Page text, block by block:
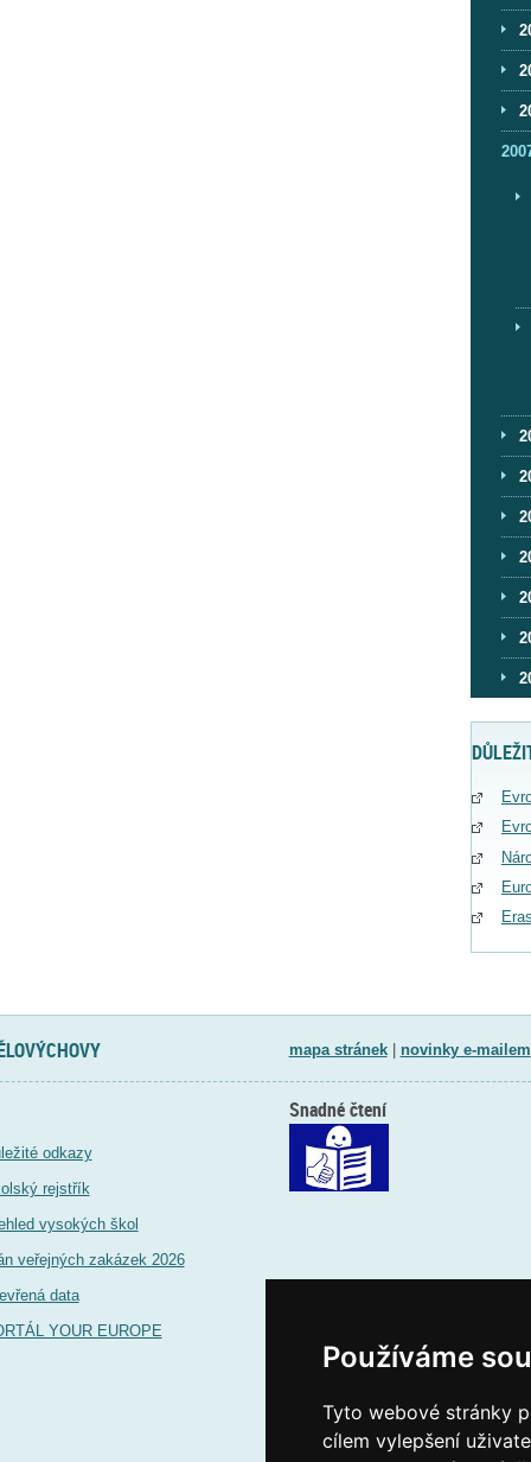
Používáme
Tyto webové stránky
cílem vylepšení
mapa stránek| novinky e-mailem
odkazy
rejstřík
vysokých škol
veřejných zakázek 2026
data
YOUR EUROPE
Snadné čtení